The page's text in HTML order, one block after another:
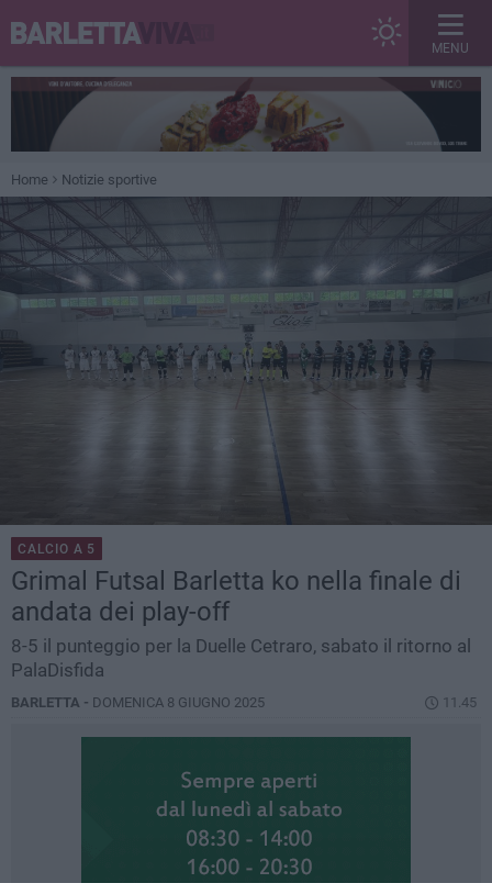
MENU
Home Notizie sportive
CALCIO A 5
Grimal Futsal Barletta ko nella finale di
andata dei play-off
8-5 il punteggio per la Duelle Cetraro, sabato il ritorno al
PalaDisfida
BARLETTA - DOMENICA 8 GIUGNO 2025 11.45